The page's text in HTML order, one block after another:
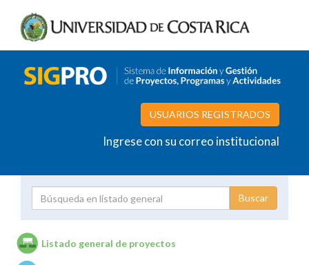
USUARIOS REGISTRADOS
Ingrese con su correo institucional
Listado general de proyectos